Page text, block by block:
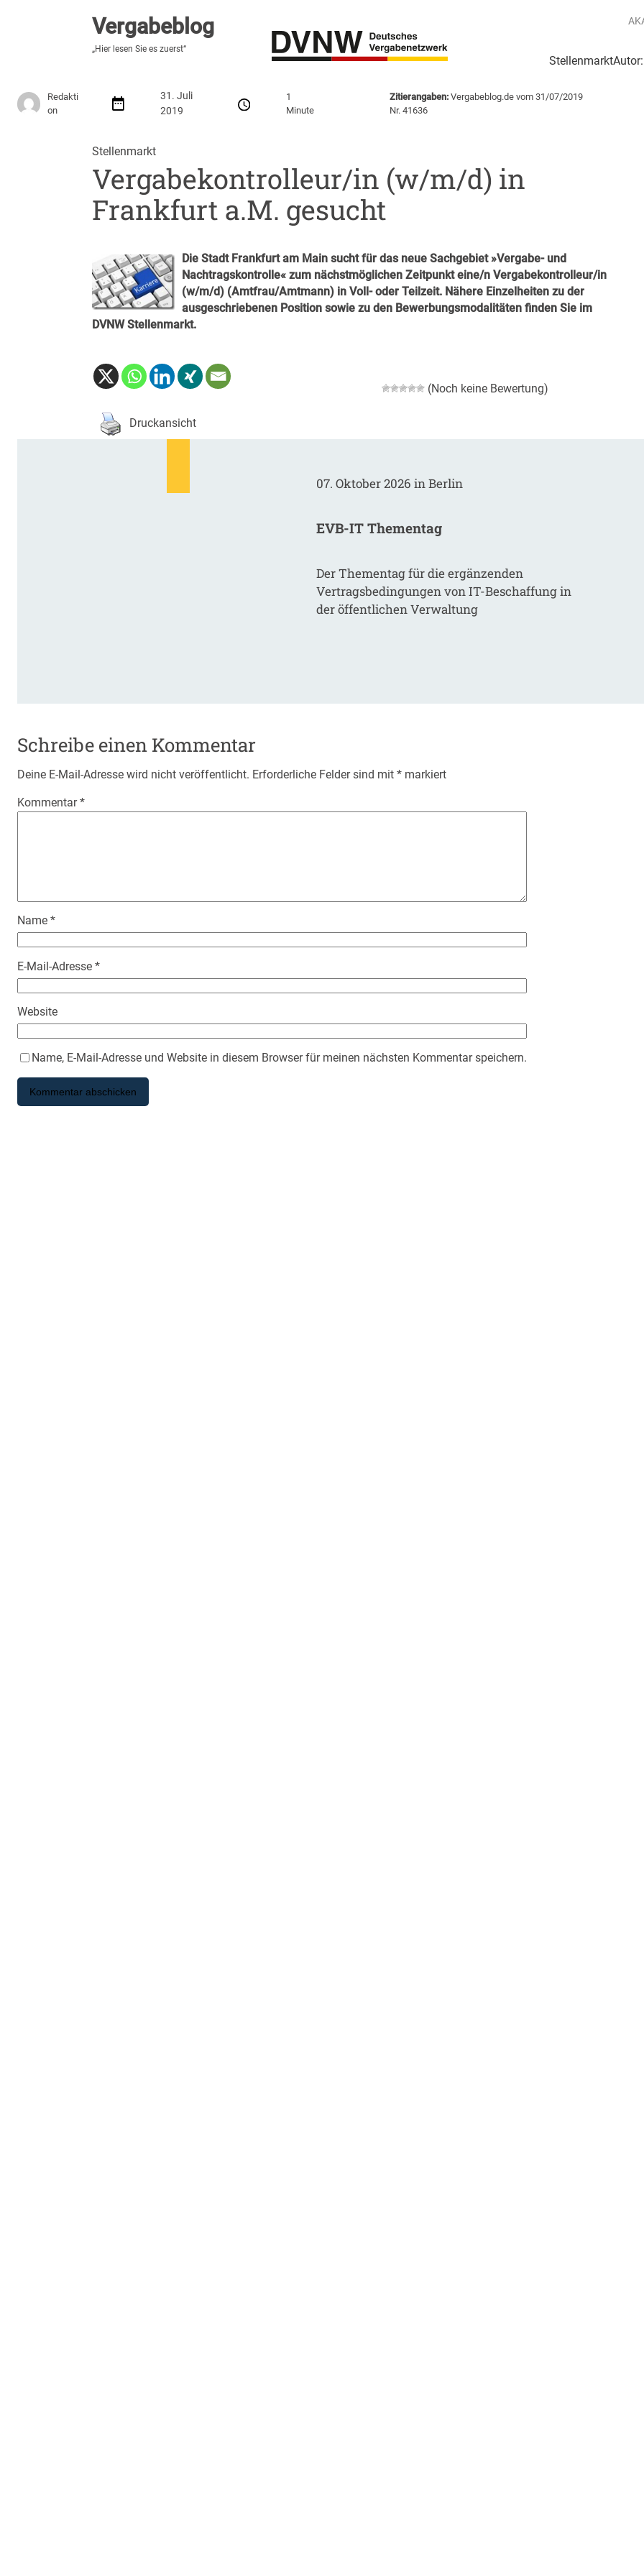
Vergabeblog
„Hier lesen Sie es zuerst“
Stellenmarkt
Vergabeblog
„Hier lesen Sie es zuerst“
Redakti
on
31. Juli
2019
1
Minute
Zitierangaben: Vergabeblog.de vom 31/07/2019
Nr. 41636
Stellenmarkt
Vergabekontrolleur/in (w/m/d) in
Frankfurt a.M. gesucht
Die Stadt Frankfurt am Main sucht für das neue Sachgebiet »Vergabe- und
Nachtragskontrolle« zum nächstmöglichen Zeitpunkt eine/n Vergabekontrolleur/in
(w/m/d) (Amtfrau/Amtmann) in Voll- oder Teilzeit. Nähere Einzelheiten zu der
ausgeschriebenen Position sowie zu den Bewerbungsmodalitäten finden Sie im
DVNW Stellenmarkt.
(Noch keine Bewertung)
Druckansicht
07. Oktober 2026 in Berlin
EVB-IT Thementag
Der Thementag für die ergänzenden
Vertragsbedingungen von IT-Beschaffung in
der öffentlichen Verwaltung
Schreibe einen Kommentar
Deine E-Mail-Adresse wird nicht veröffentlicht. Erforderliche Felder sind mit * markiert
Kommentar*
Name *
E-Mail-Adresse *
Website
Name, E-Mail-Adresse und Website in diesem Browser für meinen nächsten Kommentar speichern.